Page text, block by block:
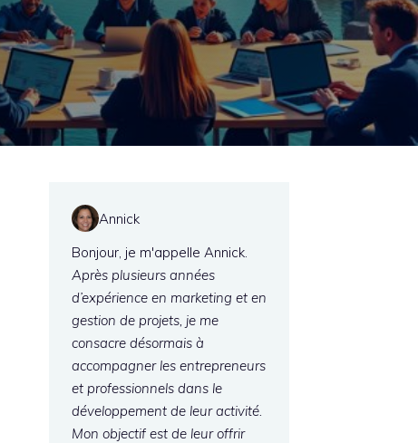
Annick
Bonjour, je m'appelle Annick.
Après plusieurs années
d’expérience en marketing et en
gestion de projets, je me
consacre désormais à
accompagner les entrepreneurs
et professionnels dans le
développement de leur activité.
Mon objectif est de leur offrir